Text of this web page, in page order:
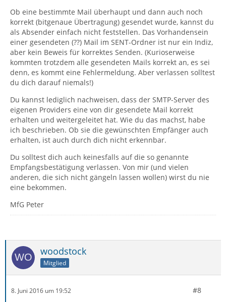
Ob eine bestimmte Mail überhaupt und dann auch noch
korrekt (bitgenaue Übertragung) gesendet wurde, kannst du
als Absender einfach nicht feststellen. Das Vorhandensein
einer gesendeten (??) Mail im SENT-Ordner ist nur ein Indiz,
aber kein Beweis für korrektes Senden. (Kurioserweise
kommten trotzdem alle gesendeten Mails korrekt an, es sei
denn, es kommt eine Fehlermeldung. Aber verlassen solltest
du dich darauf niemals!)
Du kannst lediglich nachweisen, dass der SMTP-Server des
eigenen Providers eine von dir gesendete Mail korrekt
erhalten und weitergeleitet hat. Wie du das machst, habe
ich beschrieben. Ob sie die gewünschten Empfänger auch
erhalten, ist auch durch dich nicht erkennbar.
Du solltest dich auch keinesfalls auf die so genannte
Empfangsbestätigung verlassen. Von mir (und vielen
anderen, die sich nicht gängeln lassen wollen) wirst du nie
eine bekommen.
MfG Peter
woodstock
Mitglied
8. Juni 2016 um 19:52 #8